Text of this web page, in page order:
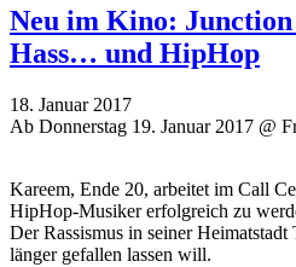
Neu im Kino: Junction
Hass… und HipHop
18. Januar 2017
Ab Donnerstag 19. Januar 2017 @
Kareem, Ende 20, arbeitet im Call
HipHop-Musiker erfolgreich zu
Der Rassismus in seiner
länger gefallen lassen will.